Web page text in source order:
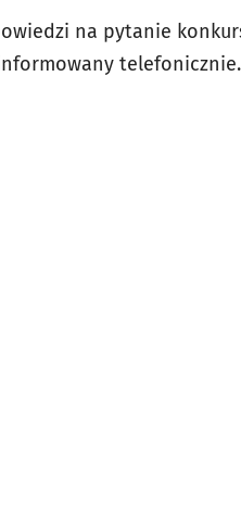
na pytanie
telefonicznie.